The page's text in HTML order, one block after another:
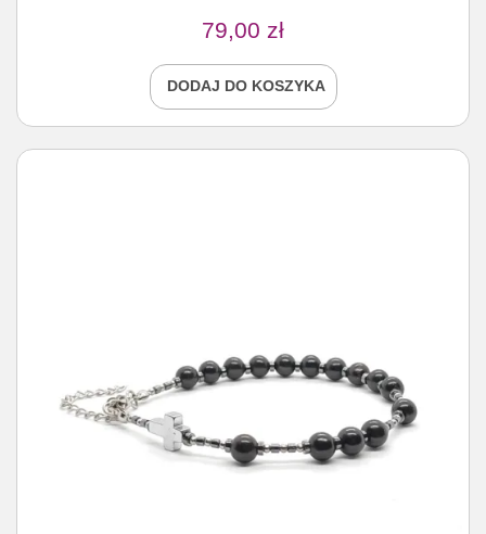
79,00 zł
DODAJ DO KOSZYKA